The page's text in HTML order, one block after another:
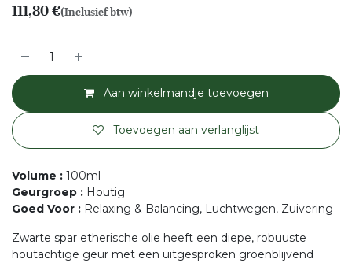
111,80€(Inclusief btw)
Aan winkelmandje toevoegen
Toevoegen aan verlanglijst
Volume : 100ml
Geurgroep : Houtig
Goed Voor : Relaxing & Balancing, Luchtwegen, Zuivering
Zwarte spar etherische olie heeft een diepe, robuuste
houtachtige geur met een uitgesproken groenblijvend